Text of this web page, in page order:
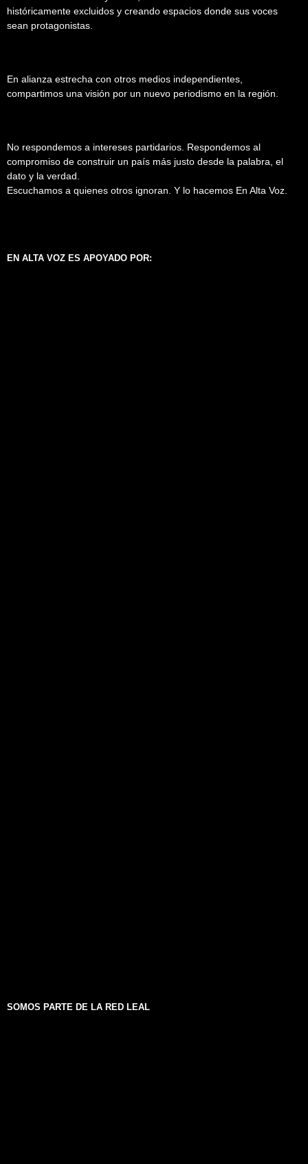
históricamente excluidos y creando espacios donde sus voces
sean protagonistas.
En alianza estrecha con otros medios independientes,
compartimos una visión por un nuevo periodismo en la región.
No respondemos a intereses partidarios. Respondemos al
compromiso de construir un país más justo desde la palabra, el
dato y la verdad.
Escuchamos a quienes otros ignoran. Y lo hacemos En Alta Voz.
EN ALTA VOZ ES APOYADO POR:
SOMOS PARTE DE LA RED LEAL